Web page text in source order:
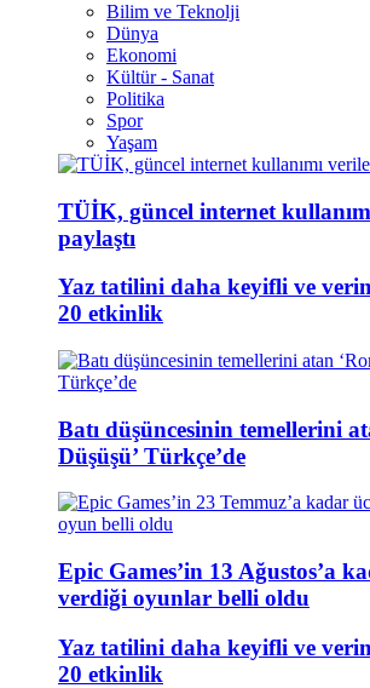
Bilim ve Teknolji
Dünya
Ekonomi
Kültür - Sanat
Politika
Spor
Yaşam
TÜİK, güncel internet
paylaştı
Yaz tatilini daha keyifli ve
20 etkinlik
Batı düşüncesinin temellerini
Düşüşü’ Türkçe’de
Epic Games’in 13 Ağustos’a
verdiği oyunlar belli oldu
Yaz tatilini daha keyifli ve
20 etkinlik